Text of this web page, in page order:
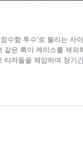
수함 투수’로 불리는
같은 특이 케이스를 제
타자들을 제압하며 장